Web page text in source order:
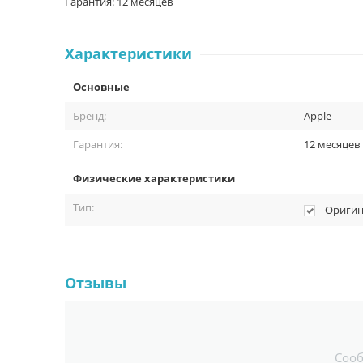
Характеристики
Основные
Бренд:
Apple
Гарантия:
12 месяцев
Физические характеристики
Тип:
Отзывы